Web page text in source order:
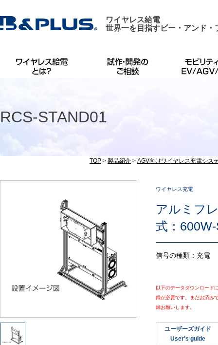
ワイヤレス給電
世界一を目指すビー・アンド・
RCS-STAND01
TOP > 製品紹介 > AGV向けワイヤレス充電シス
ワイヤレス充電
アルミフ
式：
信号の種類：充電
以下のデータダウンロード
録が必要です。まだお済み
録お願いします。
ユーザーズガイド
User's guide